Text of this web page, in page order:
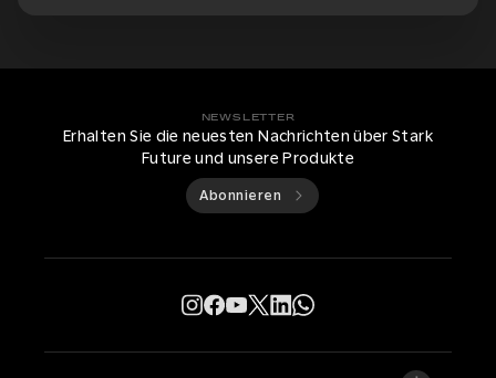
NEWSLETTER
Erhalten Sie die neuesten Nachrichten über Stark
Future und unsere Produkte
Abonnieren